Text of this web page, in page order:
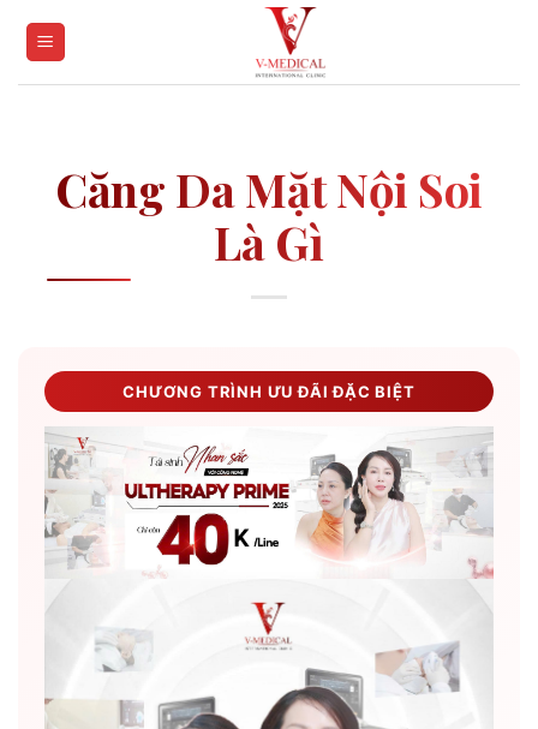
Căng Da Mặt Nội Soi
Là Gì
CHƯƠNG TRÌNH ƯU ĐÃI ĐẶC BIỆT